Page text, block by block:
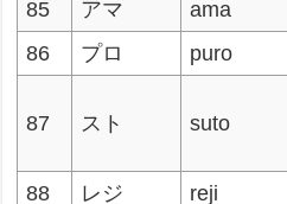
85
アマ ama
86
プロ puro
87 スト suto
88
レジ reji